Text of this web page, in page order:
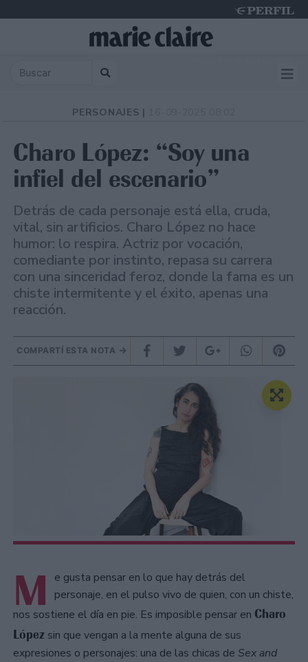
PERSONAJES |
Charo López: “Soy una
infiel del escenario”
Detrás de cada personaje está ella, cruda,
vital, sin artificios. Charo López no hace
humor: lo respira. Actriz por vocación,
comediante por instinto, repasa su carrera
con una sinceridad feroz, donde la fama es un
chiste intermitente y el éxito, apenas una
reacción.
COMPARTÍ ESTA NOTA
M
e gusta pensar en lo que hay detrás del
personaje, en el pulso vivo de quien, con un chiste,
nos sostiene el día en pie. Es imposible pensar en Charo
López sin que vengan a la mente alguna de sus
expresiones o personajes: una de las chicas de Sex and